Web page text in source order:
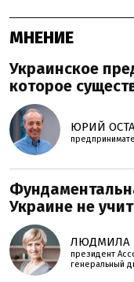
МНЕНИЕ
Украинское
которое
ЮРИЙ
Украине не
ЛЮДМИЛА
президент
генеральный